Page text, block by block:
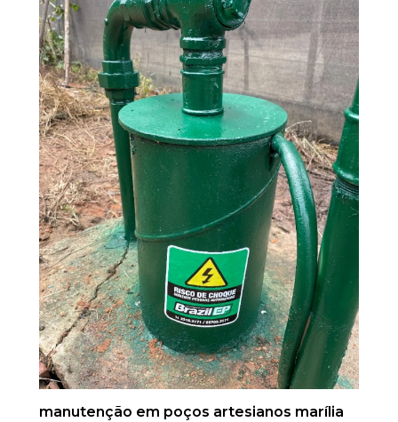
manutenção em poços artesianos marília